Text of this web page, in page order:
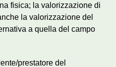
fisica; la valorizzazione di
la valorizzazione del
a quella del campo
prestatore del